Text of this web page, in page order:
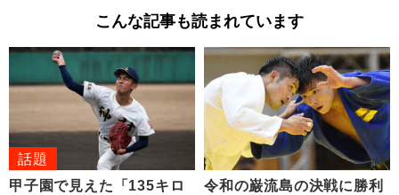
こんな記事も読まれています
話題
甲子園で見えた「135キロ
令和の巌流島の決戦に勝利